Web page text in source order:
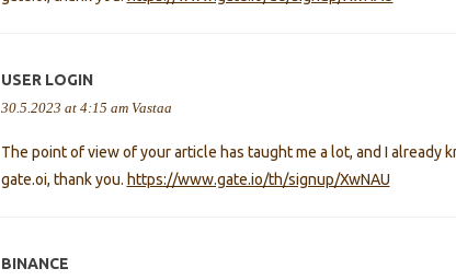
USER LOGIN
30.5.2023 at 4:15 am Vastaa
The point of view of your article has taught me a lot, and I already
gate.oi, thank you. https://www.gate.io/th/signup/XwNAU
BINANCE